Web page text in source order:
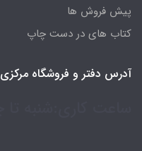
پیش فروش ها
کتاب های در دست چاپ
آدرس دفتر و فروشگاه مرکزی